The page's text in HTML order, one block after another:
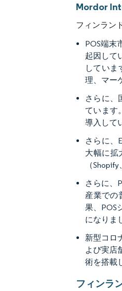
Mordor
フィンラン
POS端末
起因して
していま
理、マー
さらに、
ています
導入して
さらに、
大幅に拡
（
さらに、
産業での
果、POS
になりま
新型コロ
よび実店
術を搭載
フィンラ